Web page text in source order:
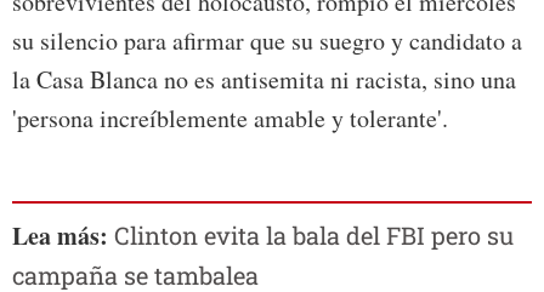
su silencio para afirmar que su suegro y candidato a
la Casa Blanca no es antisemita ni racista, sino una
'persona increíblemente amable y tolerante'.
Lea más: Clinton evita la bala del FBI pero su
campaña se tambalea